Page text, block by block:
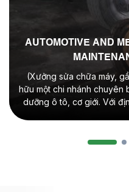
AUTOMOTIVE AND
(Xưởng sửa chữa máy,
hữu một chi nhánh chuyên
dưỡng ô tô, cơ giới. Với